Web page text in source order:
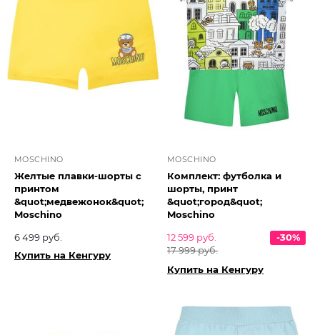
MOSCHINO
Желтые плавки-шорты с
принтом
&quot;медвежонок&quot;
Moschino
6 499 руб.
Купить на Кенгуру
MOSCHINO
Комплект: футболка и
шорты, принт
&quot;город&quot;
Moschino
12 599 руб.
17 999 руб.
-30%
Купить на Кенгуру